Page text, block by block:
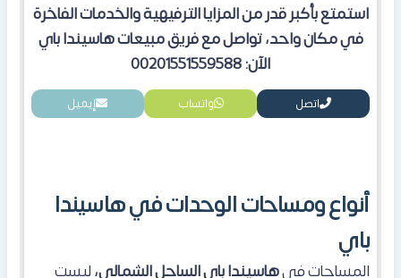
استمتع بأكبر قدر من المزايا الترفيهية والخدمات الفاخرة
في مكان واحد، تواصل مع فريق مبيعات هاسيندا باي
الآن: 00201551559588
اتصل واتساب إيميل
أنواع ومساحات الوحدات في هاسيندا
باي
المساحات فيهاسيندا باي الساحل الشمالي،ليست